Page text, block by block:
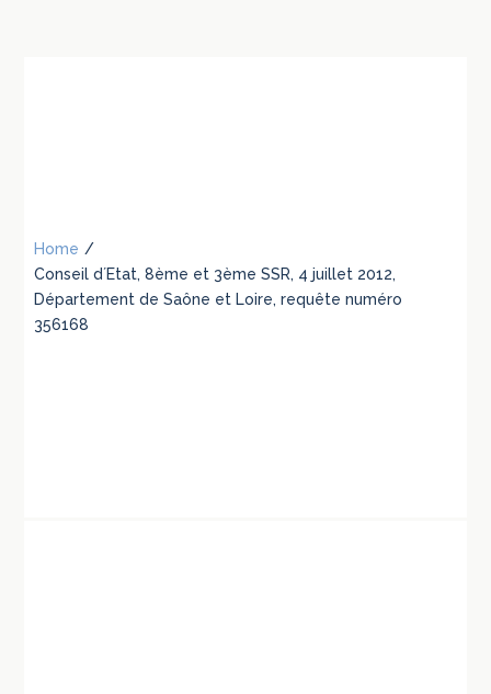
Home /
Conseil d´Etat, 8ème et 3ème SSR, 4 juillet 2012,
Département de Saône et Loire, requête numéro
356168